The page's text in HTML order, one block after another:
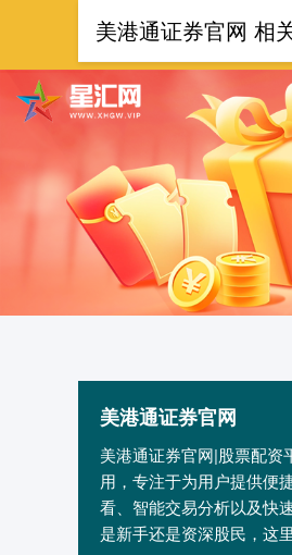
美港通证券官网
美港通证券官网|股票配资
用，专注于为用户提供便
看、智能交易分析以及快
是新手还是资深股民，这
美港通证券官网 相